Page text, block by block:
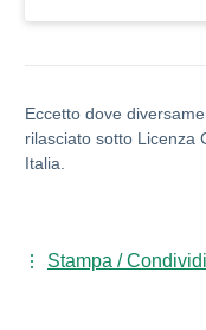
Eccetto dove
rilasciato sotto Licenza
Italia.
Stampa / Condividi